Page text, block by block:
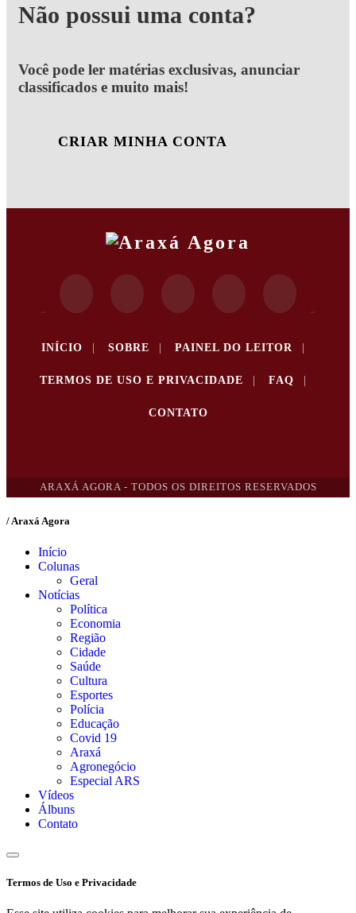
Não possui uma conta?
Você pode ler matérias exclusivas, anunciar
classificados e muito mais!
CRIAR MINHA CONTA
INÍCIO SOBRE PAINEL DO LEITOR
TERMOS DE USO E PRIVACIDADE FAQ
CONTATO
ARAXÁ AGORA - TODOS OS DIREITOS RESERVADOS
/ Araxá Agora
Início
Colunas
Geral
Notícias
Política
Economia
Região
Cidade
Saúde
Cultura
Esportes
Polícia
Educação
Covid 19
Araxá
Agronegócio
Especial ARS
Vídeos
Álbuns
Contato
Termos de Uso e Privacidade